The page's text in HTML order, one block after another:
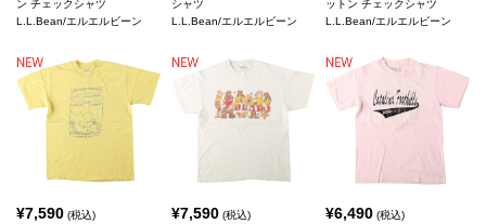
ン チェックシャツ
L.L.Bean/エルエルビーン
シャツ
L.L.Bean/エルエルビーン
ットン チェックシャツ
L.L.Bean/エルエルビーン
¥7,590 (税込) ¥7,590(税込) ¥6,490 (税込)